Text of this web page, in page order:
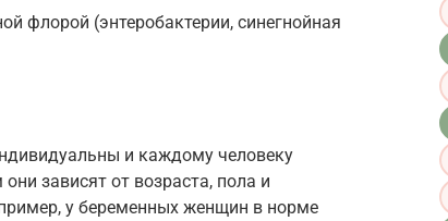
флорой (энтеробактерии, синегнойная
и каждому человеку
зависят от возраста, пола и
у беременных женщин в норме